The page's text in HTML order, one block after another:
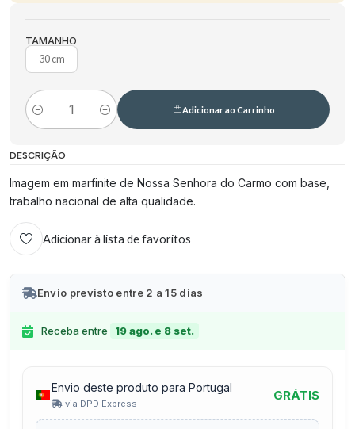
TAMANHO
30 cm
Quantidade
Adicionar ao Carrinho
DESCRIÇÃO
Imagem em marfinite de Nossa Senhora do Carmo com base,
trabalho nacional de alta qualidade.
Adicionar à lista de favoritos
Envio previsto entre 2 a 15 dias
Receba entre 19 ago. e 8 set.
Envio deste produto para Portugal
via DPD Express
GRÁTIS